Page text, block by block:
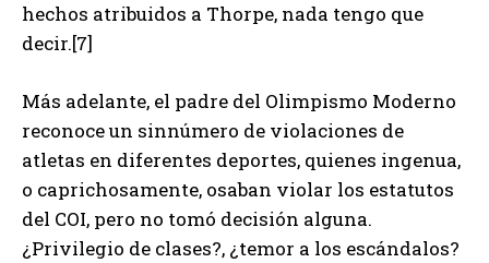
hechos atribuidos a Thorpe, nada tengo que
decir.[7]
Más adelante, el padre del Olimpismo Moderno
reconoce un sinnúmero de violaciones de
atletas en diferentes deportes, quienes ingenua,
o caprichosamente, osaban violar los estatutos
del COI, pero no tomó decisión alguna.
¿Privilegio de clases?, ¿temor a los escándalos?